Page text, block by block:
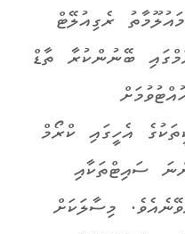
ރެގިއުލޭޓް
ބޭނުންކުރާ ތާޑް
އެހީގައި ކްރޯމް
ސައިޓްތަކާއި
މިސާލަކަށް